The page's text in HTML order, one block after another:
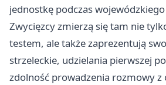
jednostkę podczas
Zwycięzcy zmierzą się tam nie
testem, ale także zaprezentują
strzeleckie, udzielania pierwszej
zdolność prowadzenia rozmowy z